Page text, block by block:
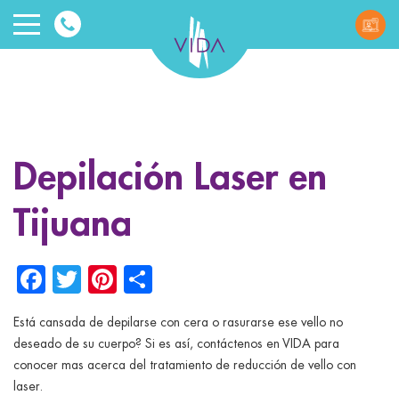
VIDA
Beauty
menu
menu
Depilación Laser en
Tijuana
Facebook
TwitterPinterest
Está cansada de depilarse con cera o rasurarse ese vello no
deseado de su cuerpo? Si es así, contáctenos en VIDA para
conocer mas acerca del tratamiento de reducción de vello con
laser.